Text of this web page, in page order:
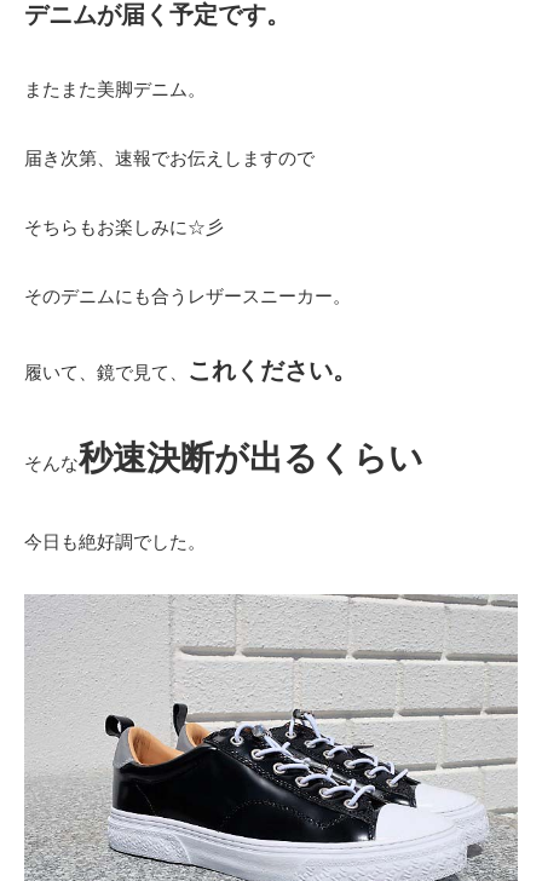
デニムが届く予定です。
またまた美脚デニム。
届き次第、速報でお伝えしますので
そちらもお楽しみに☆彡
そのデニムにも合うレザースニーカー。
履いて、鏡で見て、 これください。
そんな秒速決断が出るくらい
今日も絶好調でした。